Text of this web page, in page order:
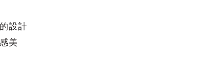
設計
美